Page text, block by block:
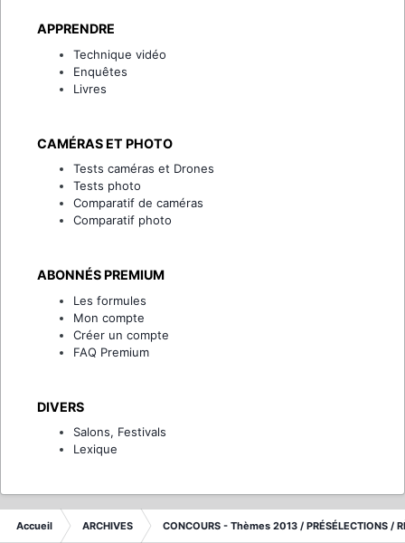
APPRENDRE
Technique vidéo
Enquêtes
Livres
CAMÉRAS ET PHOTO
Tests caméras et Drones
Tests photo
Comparatif de caméras
Comparatif photo
ABONNÉS PREMIUM
Les formules
Mon compte
Créer un compte
FAQ Premium
DIVERS
Salons, Festivals
Lexique
Accueil ARCHIVES CONCOURS - Thèmes 2013 / PRÉSÉLECTIONS /